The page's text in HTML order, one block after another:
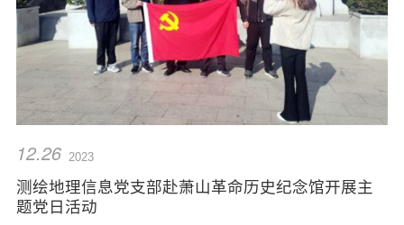
12.26 2023
测绘地理信息党支部赴萧山革命历史纪念馆开展主
题党日活动